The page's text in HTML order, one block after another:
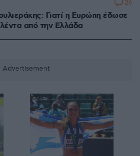
Γιατί η Ευρώπη έδωσε
από την Ελλάδα
26